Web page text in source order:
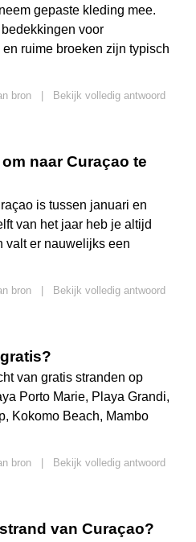
gepaste kleding mee.
voor
ruime broeken zijn typisch
bron
Bekijk volledig antwoord
naar Curaçao te
is tussen januari en
van het jaar heb je altijd
valt er nauwelijks een
bron
Bekijk volledig antwoord
van gratis stranden op
Porto Marie, Playa Grandi,
Kokomo Beach, Mambo
bron
Bekijk volledig antwoord
van Curaçao?